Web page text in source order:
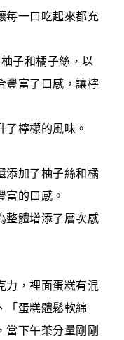
每一口吃起來都充
子和橘子絲，以
豐富了口感，讓檸
檸檬的風味。
添加了柚子絲和橘
的口感。
整體增添了層次感
力，裡面蛋糕有混
「蛋糕體鬆軟綿
當下午茶分量剛剛